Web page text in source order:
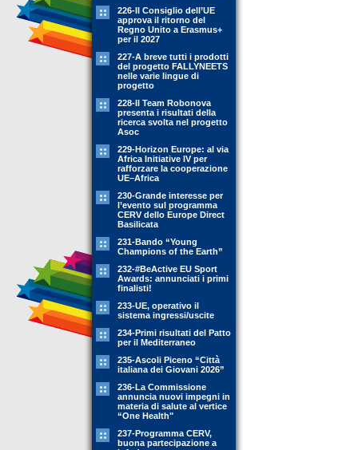
226-Il Consiglio dell’UE
approva il ritorno del
Regno Unito a Erasmus+
per il 2027
227-A breve tutti i prodotti
del progetto FALLYNEETS
nelle varie lingue di
progetto
228-Il Team Robonova
presenta i risultati della
ricerca svolta nel progetto
Asoc
229-Horizon Europe: al via
Africa Initiative IV per
rafforzare la cooperazione
UE–Africa
230-Grande interesse per
l’evento sul programma
CERV dello Europe Direct
Basilicata
231-Bando “Young
Champions of the Earth”
232-#BeActive EU Sport
Awards: annunciati i primi
finalisti!
233-UE, operativo il
sistema ingressi/uscite
234-Primi risultati del Patto
per il Mediterraneo
235-Ascoli Piceno “Città
italiana dei Giovani 2026”
236-La Commissione
annuncia nuovi impegni in
materia di salute al vertice
“One Health"
237-Programma CERV,
buona partecipazione a